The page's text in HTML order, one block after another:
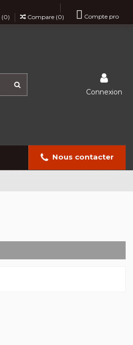
 Compte pro
0) Compare (0)
Connexion
Nous contacter